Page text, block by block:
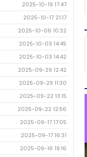
2025-10-19 17:47
2025-10-17 21:17
2025-10-06 10:32
2025-10-03 14:45
2025-10-03 14:42
2025-09-29 12:42
2025-09-29 11:30
2025-09-22 13:15
2025-09-22 12:56
2025-09-17 17:05
2025-09-17 16:31
2025-09-16 19:16